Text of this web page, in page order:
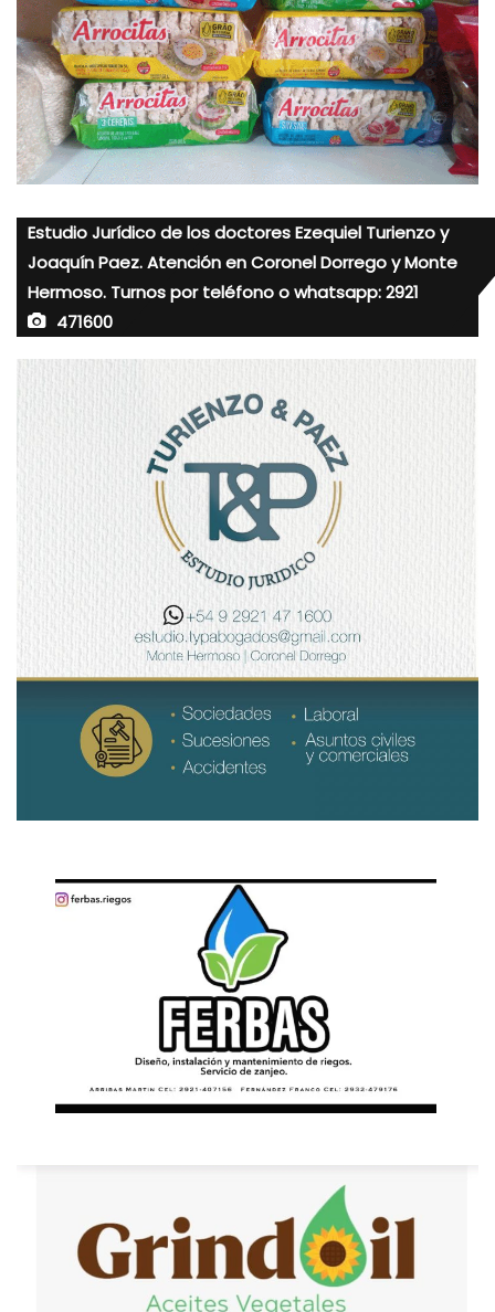
Estudio Jurídico de los doctores Ezequiel Turienzo y
Joaquín Paez. Atención en Coronel Dorrego y Monte
Hermoso. Turnos por teléfono o whatsapp: 2921
471600